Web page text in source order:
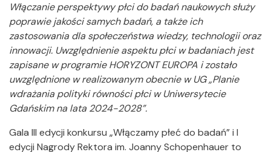
Włączanie perspektywy płci do badań naukowych służy
poprawie jakości samych badań, a także ich
zastosowania dla społeczeństwa wiedzy, technologii oraz
innowacji. Uwzględnienie aspektu płci w badaniach jest
zapisane w programie HORYZONT EUROPA i zostało
uwzględnione w realizowanym obecnie w UG „Planie
wdrażania polityki równości płci w Uniwersytecie
Gdańskim na lata 2024-2028”.
Gala III edycji konkursu „Włączamy płeć do badań” i I
edycji Nagrody Rektora im. Joanny Schopenhauer to